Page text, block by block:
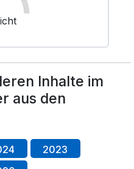
Inhalte im
aus den
2023